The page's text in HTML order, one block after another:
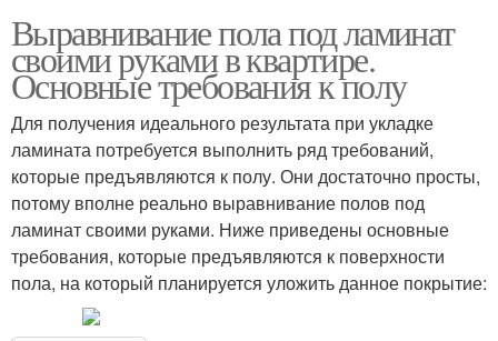
Выравнивание пола под ламинат
своими руками в квартире.
Основные требования к полу
Для получения идеального результата при укладке
ламината потребуется выполнить ряд требований,
которые предъявляются к полу. Они достаточно просты,
потому вполне реально выравнивание полов под
ламинат своими руками. Ниже приведены основные
требования, которые предъявляются к поверхности
пола, на который планируется уложить данное покрытие: